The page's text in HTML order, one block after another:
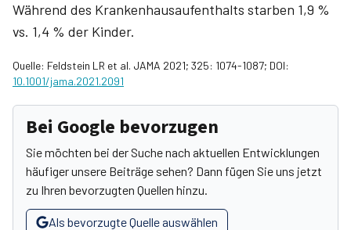
Während des Krankenhausaufenthalts starben 1,9 %
vs. 1,4 % der Kinder.
Quelle: Feldstein LR et al. JAMA 2021; 325: 1074-1087; DOI:
10.1001/jama.2021.2091
Bei Google bevorzugen
Sie möchten bei der Suche nach aktuellen Entwicklungen
häufiger unsere Beiträge sehen? Dann fügen Sie uns jetzt
zu Ihren bevorzugten Quellen hinzu.
Als bevorzugte Quelle auswählen